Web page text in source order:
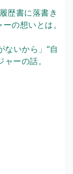
歴書に落書き
の想いとは。
ないから」“自
ーの話。